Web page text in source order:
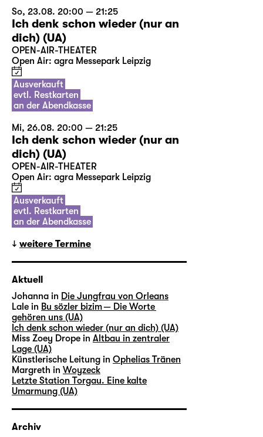
So, 23.08. 20:00 — 21:25
Ich denk schon wieder (nur an
dich) (UA)
OPEN-AIR-THEATER
Open Air: agra Messepark Leipzig
Ausverkauft
evtl. Restkarten
an der Abendkasse
Mi, 26.08. 20:00 — 21:25
Ich denk schon wieder (nur an
dich) (UA)
OPEN-AIR-THEATER
Open Air: agra Messepark Leipzig
Ausverkauft
evtl. Restkarten
an der Abendkasse
weitere Termine
Aktuell
Johanna in Die Jungfrau von Orleans
Lale in Bu sözler bizim — Die Worte
gehören uns (UA)
Ich denk schon wieder (nur an dich) (UA)
Miss Zoey Drope in Altbau in zentraler
Lage (UA)
Künstlerische Leitung in Ophelias Tränen
Margreth in Woyzeck
Letzte Station Torgau. Eine kalte
Umarmung (UA)
Archiv